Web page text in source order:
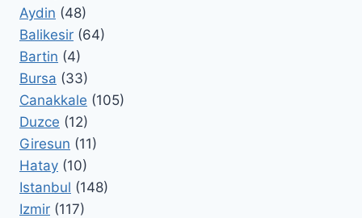
Aydin (48)
Balikesir (64)
Bartin (4)
Bursa (33)
Canakkale (105)
Duzce (12)
Giresun (11)
Hatay (10)
Istanbul (148)
Izmir (117)